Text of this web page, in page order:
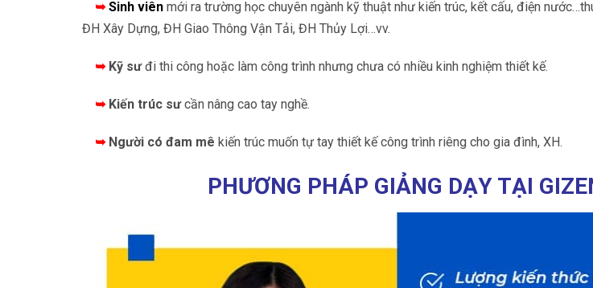
➥ Sinh viên mới ra trường học chuyên ngành kỹ thuật như kiến trúc, kết cấu, điện
ĐH Xây Dựng, ĐH Giao Thông Vận Tải, ĐH Thủy Lợi…vv.
➥Kỹ sưđi thi công hoặc làm công trình nhưng chưa có nhiều kinh nghiệm thiết kế.
➥Kiến trúc sưcần nâng cao tay nghề.
➥Người có đam mê kiến trúc muốn tự tay thiết kế công trình riêng cho gia đình, XH.
PHƯƠNG PHÁP GIẢNG DẠY TẠI